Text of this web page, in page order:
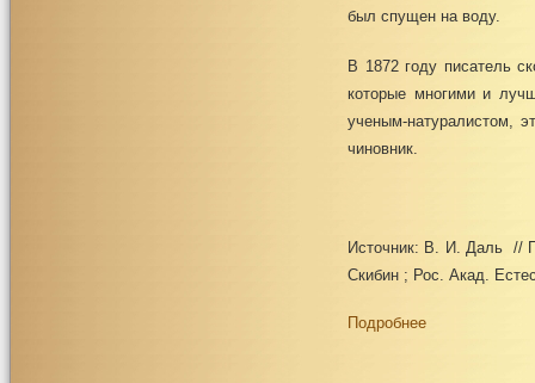
был спущен на воду.
В 1872 году писатель
которые многими и
ученым-натуралистом,
чиновник.
Источник: В. И. Даль //
Скибин ; Рос. Акад.
Подробнее